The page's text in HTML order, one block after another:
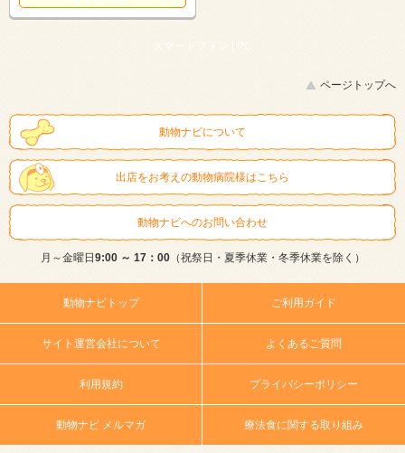
スマートフォン | PC
ページトップへ
動物ナビについて
出店をお考えの動物病院様はこちら
動物ナビへのお問い合わせ
月～金曜日 9:00 ～ 17：00（祝祭日・夏季休業・冬季休業を除く）
動物ナビトップ ご利用ガイド
サイト運営会社について よくあるご質問
利用規約 プライバシーポリシー
動物ナビ メルマガ 療法食に関する取り組み